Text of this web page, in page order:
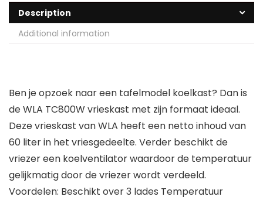
Description
Additional information
Ben je opzoek naar een tafelmodel koelkast? Dan is
de WLA TC800W vrieskast met zijn formaat ideaal.
Deze vrieskast van WLA heeft een netto inhoud van
60 liter in het vriesgedeelte. Verder beschikt de
vriezer een koelventilator waardoor de temperatuur
gelijkmatig door de vriezer wordt verdeeld.
Voordelen: Beschikt over 3 lades Temperatuur